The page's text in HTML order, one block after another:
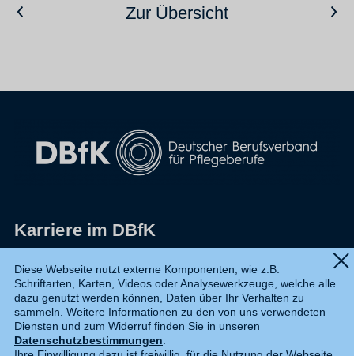
Vorheriger ArtikelZur ÜbersichtNächster Artikel
Karriere im DBfK
Datenschutz
Shop
Widerruf
Diese Webseite nutzt externe Komponenten, wie z.B.
Schriftarten, Karten, Videos oder Analysewerkzeuge, welche alle
dazu genutzt werden können, Daten über Ihr Verhalten zu
sammeln. Weitere Informationen zu den von uns verwendeten
Diensten und zum Widerruf finden Sie in unseren
Datenschutzbestimmungen.